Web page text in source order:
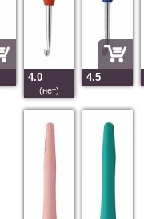
4.0
(нет)
4.5